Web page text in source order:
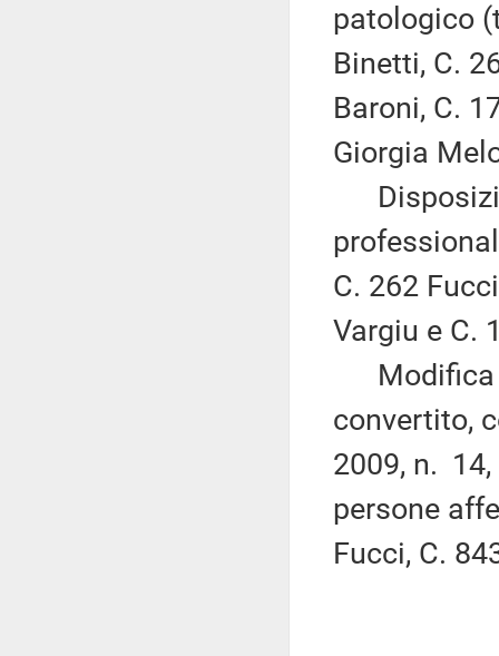
patologico
Binetti, C.
Baroni, C.
Giorgia
C. 262
Vargiu e C.
Modifica
convertito,
2009, n.
persone
Fucci, C.